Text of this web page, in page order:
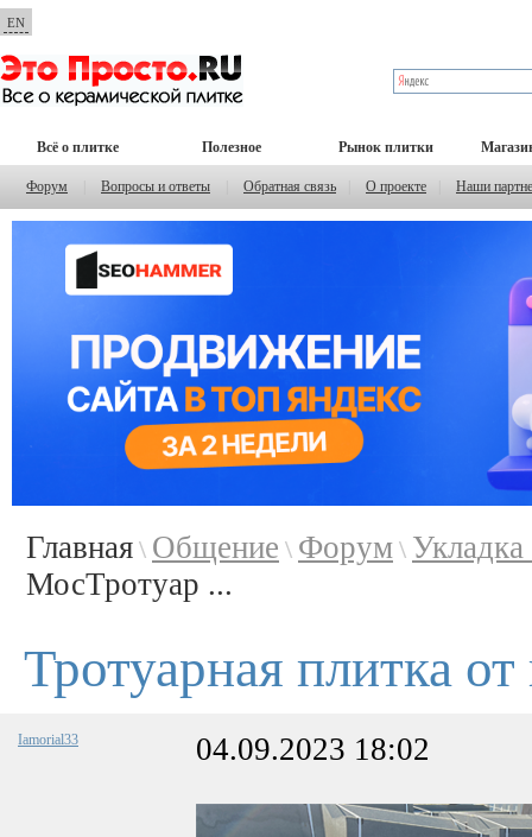
EN
Всё о плитке Полезное Рынок плитки
Форум Вопросы и ответы Обратная связь О проекте Наши
Главная \ Общение \ Форум \
МосТротуар ...
Тротуарная плитка
Iamorial33 04.09.2023 18:02